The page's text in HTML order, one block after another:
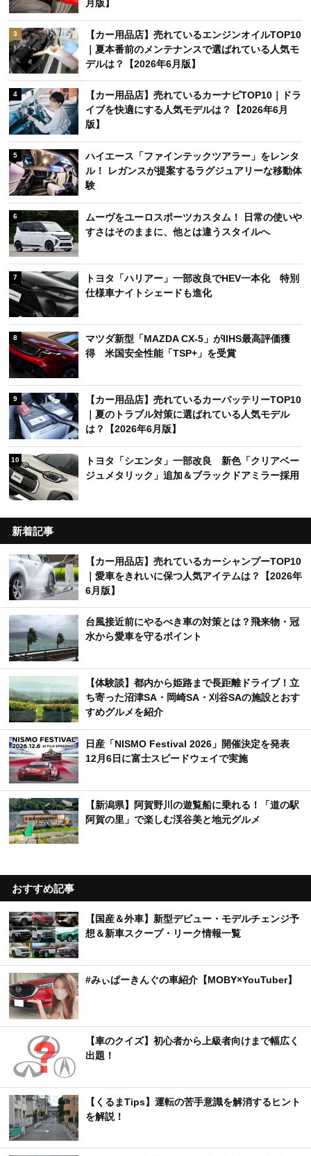
月版】
3
【カー用品店】売れているエンジンオイルTOP10
｜夏本番前のメンテナンスで選ばれている人気モ
デルは？【2026年6月版】
4
【カー用品店】売れているカーナビTOP10｜ドラ
イブを快適にする人気モデルは？【2026年6月
版】
5
ハイエース「ファインテックツアラー」をレンタ
ル！ レガンスが提案するラグジュアリーな移動体
験
6
ムーヴをユーロスポーツカスタム！ 日常の使いや
すさはそのままに、他とは違うスタイルへ
7
トヨタ「ハリアー」一部改良でHEV一本化 特別
仕様車ナイトシェードも進化
8
マツダ新型「MAZDA CX-5」がIIHS最高評価獲
得 米国安全性能「TSP+」を受賞
9
【カー用品店】売れているカーバッテリーTOP10
｜夏のトラブル対策に選ばれている人気モデル
は？【2026年6月版】
10
トヨタ「シエンタ」一部改良 新色「クリアベー
ジュメタリック」追加＆ブラックドアミラー採用
新着記事
【カー用品店】売れているカーシャンプーTOP10
｜愛車をきれいに保つ人気アイテムは？【2026年
6月版】
台風接近前にやるべき車の対策とは？飛来物・冠
水から愛車を守るポイント
【体験談】都内から姫路まで長距離ドライブ！立
ち寄った沼津SA・岡崎SA・刈谷SAの施設とおす
すめグルメを紹介
日産「NISMO Festival 2026」開催決定を発表
12月6日に富士スピードウェイで実施
【新潟県】阿賀野川の遊覧船に乗れる！「道の駅
阿賀の里」で楽しむ渓谷美と地元グルメ
おすすめ記事
【国産＆外車】新型デビュー・モデルチェンジ予
想＆新車スクープ・リーク情報一覧
#みぃぱーきんぐの車紹介【MOBY×YouTuber】
【車のクイズ】初心者から上級者向けまで幅広く
出題！
【くるまTips】運転の苦手意識を解消するヒント
を解説！